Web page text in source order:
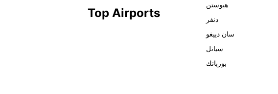
Top Airports
هيوستن
دنفر
سان دييغو
سياتل
بوربانك